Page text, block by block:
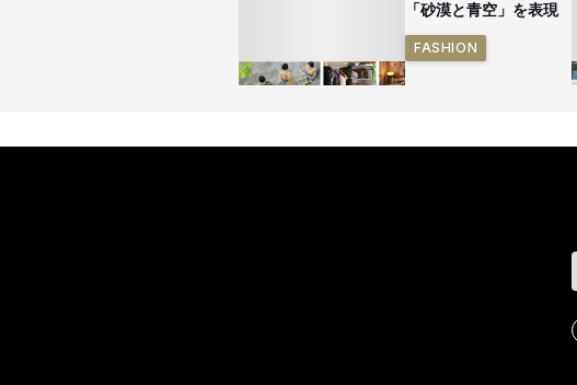
「砂漠と青空」を表現
FASHION